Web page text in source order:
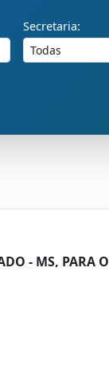
Secretaria:
- MS, PARA O